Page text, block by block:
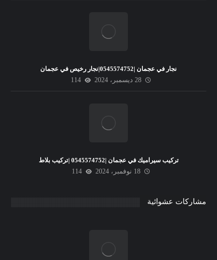
نجار في عجمان |0545574752|نجار رخيص في عجمان
28 ديسمبر، 2024
114
تركيب سيراميك في عجمان |0545574752 |تركيب بلاط
18 نوفمبر، 2024
114
مشاركات عشوائية